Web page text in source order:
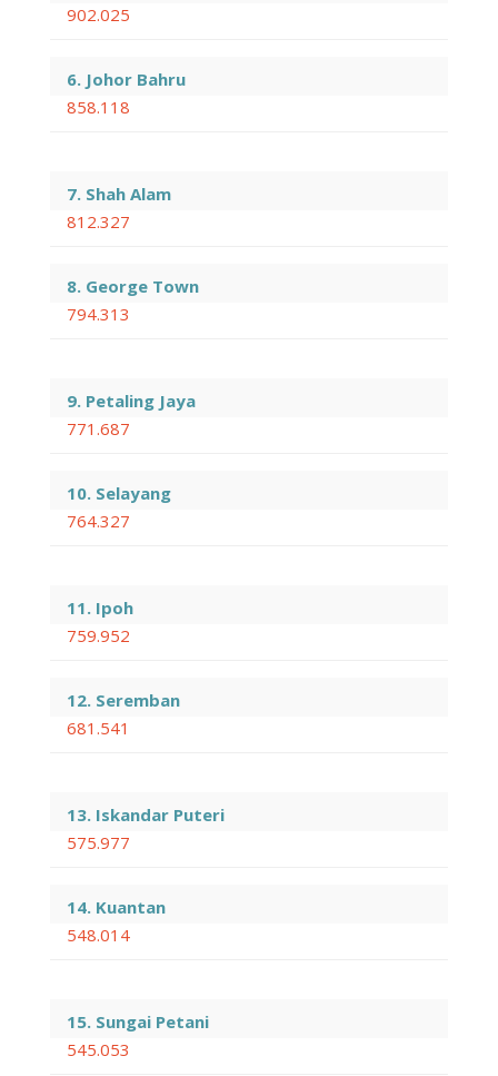
902.025
6. Johor Bahru
858.118
7. Shah Alam
812.327
8. George Town
794.313
9. Petaling Jaya
771.687
10. Selayang
764.327
11. Ipoh
759.952
12. Seremban
681.541
13. Iskandar Puteri
575.977
14. Kuantan
548.014
15. Sungai Petani
545.053